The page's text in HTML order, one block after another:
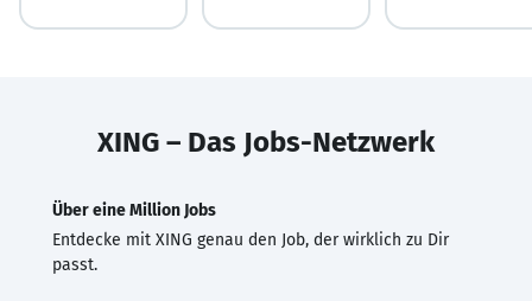
XING – Das Jobs-Netzwerk
Über eine Million Jobs
Entdecke mit XING genau den Job, der wirklich zu Dir
passt.